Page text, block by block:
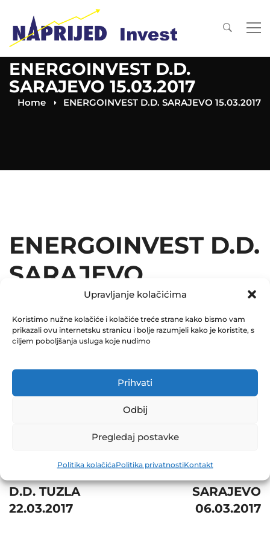
Upravljanje kolačićima
Koristimo nužne kolačiće i kolačiće treće strane kako bismo vam
prikazali ovu internetsku stranicu i bolje razumjeli kako je koristite, s
ciljem poboljšanja usluga koje nudimo
Prihvati
Odbij
Pregledaj postavke
Politika kolačićaPolitika privatnostiKontakt
ENERGOINVEST D.D.
SARAJEVO 15.03.2017
Home ENERGOINVEST D.D. SARAJEVO 15.03.2017
ENERGOINVEST D.D.
SARAJEVO
15.03.2017
December 31, 2017
0 Comments
Share
navigation
D.D. TUZLA
22.03.2017
SARAJEVO
06.03.2017